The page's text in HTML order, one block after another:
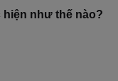
như thế nào?